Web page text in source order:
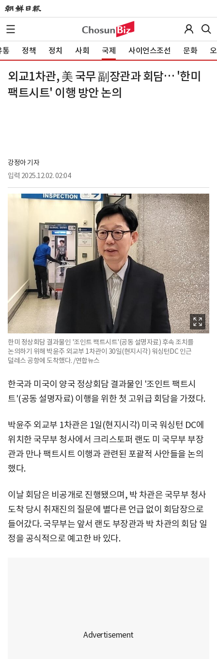
통 정책 정치 사회 국제 사이언스조선 문화
외교1차관, 美 국무 副장관과 회담… '한미
팩트시트' 이행 방안 논의
강정아 기자
입력 2025.12.02. 02:04
한미 정상회담 결과물인 '조인트 팩트시트'(공동 설명자료) 후속 조치를
논의하기 위해 박윤주 외교부 1차관이 30일(현지시각) 워싱턴DC 인근
덜레스 공항에 도착했다. /연합뉴스
한국과 미국이 양국 정상회담 결과물인 '조인트 팩트시
트'(공동 설명자료) 이행을 위한 첫 고위급 회담을 가졌다.
박윤주 외교부 1차관은 1일(현지시각) 미국 워싱턴 DC에
위치한 국무부 청사에서 크리스토퍼 랜도 미 국무부 부장
관과 만나 팩트시트 이행과 관련된 포괄적 사안들을 논의
했다.
이날 회담은 비공개로 진행됐으며, 박 차관은 국무부 청사
도착 당시 취재진의 질문에 별다른 언급 없이 회담장으로
들어갔다. 국무부는 앞서 랜도 부장관과 박 차관의 회담 일
정을 공식적으로 예고한 바 있다.